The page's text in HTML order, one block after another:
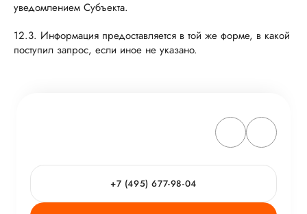
уведомлением Субъекта.
12.3. Информация предоставляется в той же форме, в какой
поступил запрос, если иное не указано.
+7 (495) 677-98-04